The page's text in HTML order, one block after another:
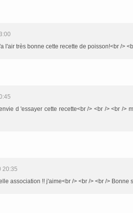
l'air très bonne cette recette de poisson!<br />
d 'essayer cette recette<br /> <br /> <br />
20:35
association !! j'aime<br /> <br /> <br /> Bonne